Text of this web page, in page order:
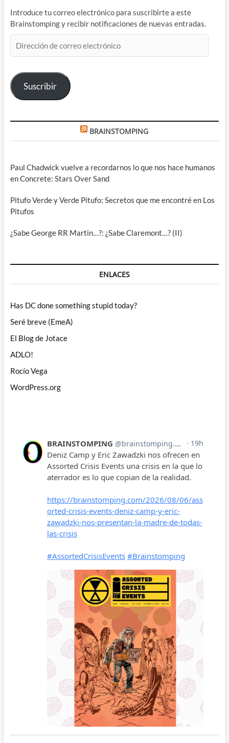
Introduce tu correo electrónico para suscribirte a este
Brainstomping y recibir notificaciones de nuevas entradas.
de
electrónico
Suscribir
BRAINSTOMPING
Paul Chadwick vuelve a recordarnos lo que nos hace humanos
en Concrete: Stars Over Sand
Pitufo Verde y Verde Pitufo: Secretos que me encontré en Los
Pitufos
¿Sabe George RR Martin…?: ¿Sabe Claremont…? (II)
ENLACES
Has DC done something stupid today?
Seré breve (EmeA)
El Blog de Jotace
ADLO!
Rocío Vega
WordPress.org